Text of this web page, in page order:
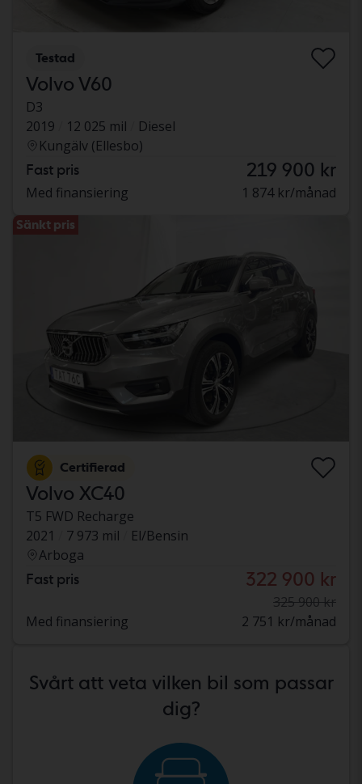
Testad
Volvo V60
D3
2019
12 025 mil
Diesel
Kungälv (Ellesbo)
Fast pris 219 900 kr
Med finansiering 1 874 kr/månad
Sänkt pris
Certifierad
Volvo XC40
T5 FWD Recharge
2021
7 973 mil
El/Bensin
Arboga
Fast pris 322 900 kr
325 900 kr
Med finansiering
2 751 kr/månad
Svårt att veta vilken bil som passar
dig?